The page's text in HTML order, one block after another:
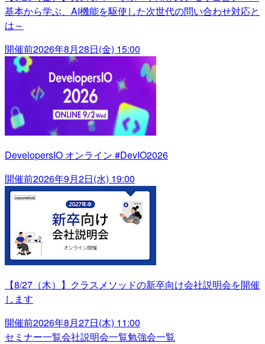
基本から学ぶ、AI機能を駆使した次世代の問い合わせ対応と
は～
開催前2026年8月28日(金) 15:00
DevelopersIO オンライン #DevIO2026
開催前2026年9月2日(水) 19:00
【8/27（木）】クラスメソッドの新卒向け会社説明会を開催
します
開催前2026年8月27日(木) 11:00
セミナー一覧会社説明会一覧勉強会一覧